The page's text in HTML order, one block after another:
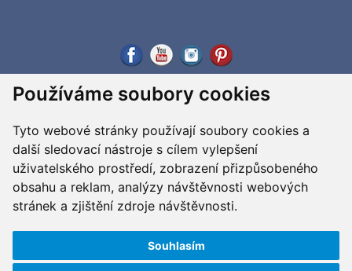
Používáme soubory cookies
Tyto webové stránky používají soubory cookies a
další sledovací nástroje s cílem vylepšení
uživatelského prostředí, zobrazení přizpůsobeného
obsahu a reklam, analýzy návštěvnosti webových
stránek a zjištění zdroje návštěvnosti.
Souhlasím